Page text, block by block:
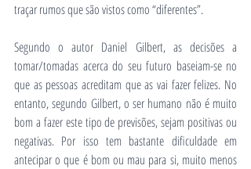
traçar rumos que são vistos como “diferentes”.
Segundo o autor Daniel Gilbert, as decisões a
tomar/tomadas acerca do seu futuro baseiam-se no
que as pessoas acreditam que as vai fazer felizes. No
entanto, segundo Gilbert, o ser humano não é muito
bom a fazer este tipo de previsões, sejam positivas ou
negativas. Por isso tem bastante dificuldade em
antecipar o que é bom ou mau para si, muito menos